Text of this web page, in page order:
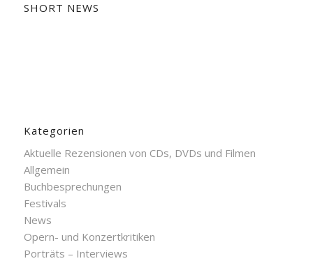
SHORT NEWS
Kategorien
Aktuelle Rezensionen von CDs, DVDs und Filmen
Allgemein
Buchbesprechungen
Festivals
News
Opern- und Konzertkritiken
Porträts – Interviews